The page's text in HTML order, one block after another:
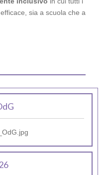
sia a scuola che a